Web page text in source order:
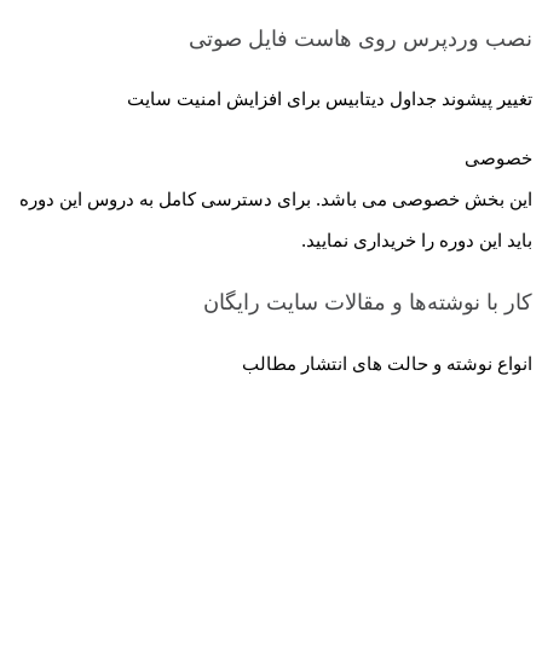
نصب وردپرس روی هاست فایل صوتی
تغییر پیشوند جداول دیتابیس برای افزایش امنیت سایت
خصوصی
این بخش خصوصی می باشد. برای دسترسی کامل به دروس این دوره
باید این دوره را خریداری نمایید.
کار با نوشته‌ها و مقالات سایت رایگان
انواع نوشته و حالت های انتشار مطالب